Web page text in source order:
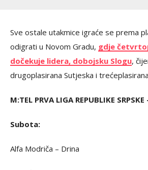
Sve ostale utakmice igraće se prema
odigrati u Novom Gradu, gdje
dočekuje lidera, dobojsku Slogu,
drugoplasirana Sutjeska i
M:TEL PRVA LIGA REPUBLIKE
Subota:
Alfa Modriča – Drina